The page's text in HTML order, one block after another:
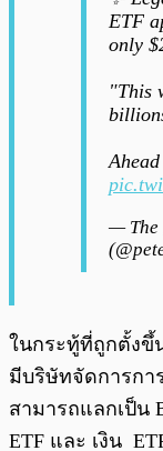
ETF
only
"This
— The
ในกระทู้ที่ถูกตั้งขึ้
มีบริษัทจัดการกา
สามารถแลกเป็น
ETF และ เงิน